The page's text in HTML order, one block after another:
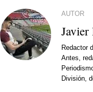
AUTOR
Javier
Redactor
Antes,
División,